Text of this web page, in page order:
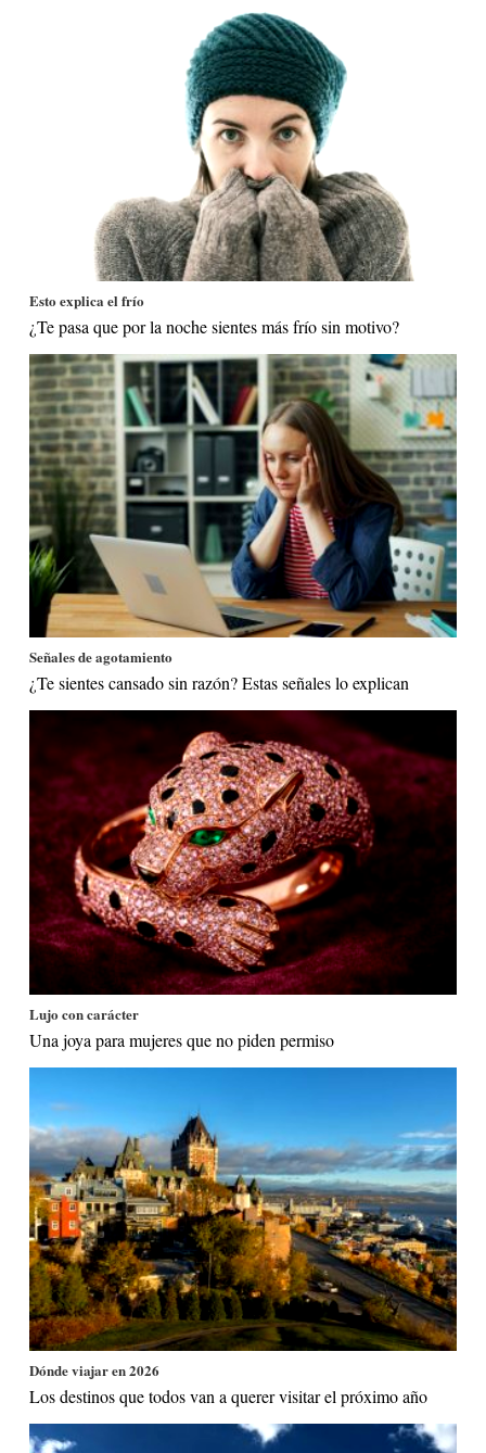
Esto explica el frío
¿Te pasa que por la noche sientes más frío sin motivo?
Señales de agotamiento
¿Te sientes cansado sin razón? Estas señales lo explican
Lujo con carácter
Una joya para mujeres que no piden permiso
Dónde viajar en 2026
Los destinos que todos van a querer visitar el próximo año